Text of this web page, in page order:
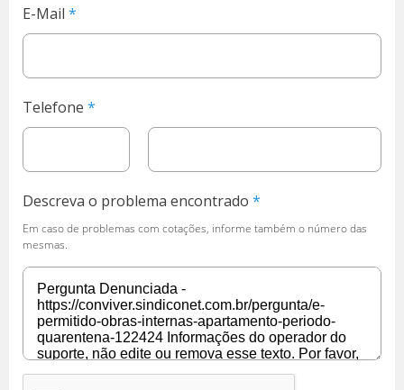
E-Mail
Telefone
Descreva o problema encontrado
Em caso de problemas com cotações, informe também o número das
mesmas.